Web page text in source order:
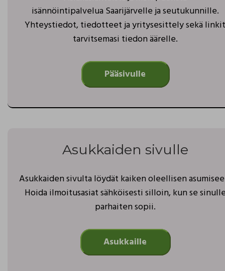
isännöintipalvelua Saarijärvelle ja seutukunnille.
Yhteystiedot, tiedotteet ja yritysesittely sekä
tarvitsemasi tiedon äärelle.
Pääsivulle
Asukkaiden sivulle
Asukkaiden sivulta löydät kaiken oleellisen
Hoida ilmoitusasiat sähköisesti silloin, kun se
parhaiten sopii.
Asukkaille